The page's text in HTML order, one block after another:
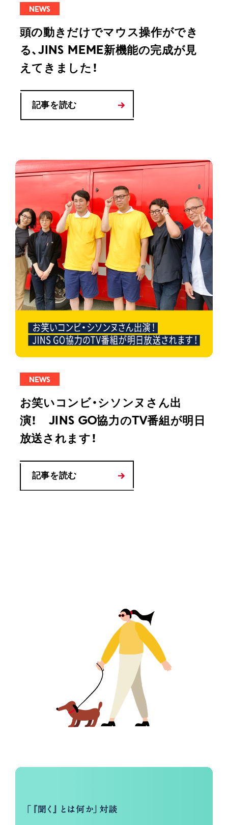
NEWS
頭の動きだけでマウス操作ができ
る、JINS MEME新機能の完成が見
えてきました！
記事を読む
NEWS
お笑いコンビ・シソンヌさん出
演！ JINS GO協力のTV番組が明日
放送されます！
記事を読む